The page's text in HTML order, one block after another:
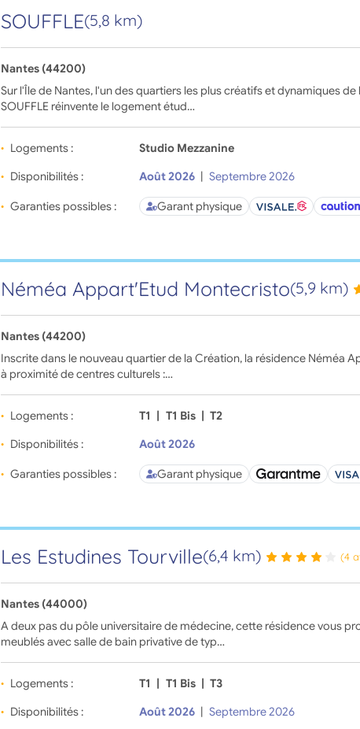
SOUFFLE(5,8 km)
Nantes (44200)
Sur l'Île de Nantes, l'un des quartiers les plus créatifs et dynamiques de
SOUFFLE réinvente le logement étud…
Logements :
Studio Mezzanine
Disponibilités :
Août 2026 | Septembre 2026
Garanties possibles : Garant physique
Néméa Appart'Etud Montecristo(5,9 km)
Nantes (44200)
Inscrite dans le nouveau quartier de la Création, la résidence Néméa
à proximité de centres culturels :…
Logements : T1 | T1 Bis | T2
Disponibilités :
Août 2026
Garanties possibles : Garant physique
Les Estudines Tourville(6,4 km) (4
Nantes (44000)
A deux pas du pôle universitaire de médecine, cette résidence vous
meublés avec salle de bain privative de typ…
Logements : T1 | T1 Bis | T3
Disponibilités :
Août 2026 | Septembre 2026